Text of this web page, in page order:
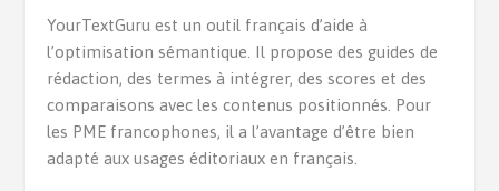
YourTextGuru est un outil français d’aide à
l’optimisation sémantique. Il propose des guides de
rédaction, des termes à intégrer, des scores et des
comparaisons avec les contenus positionnés. Pour
les PME francophones, il a l’avantage d’être bien
adapté aux usages éditoriaux en français.